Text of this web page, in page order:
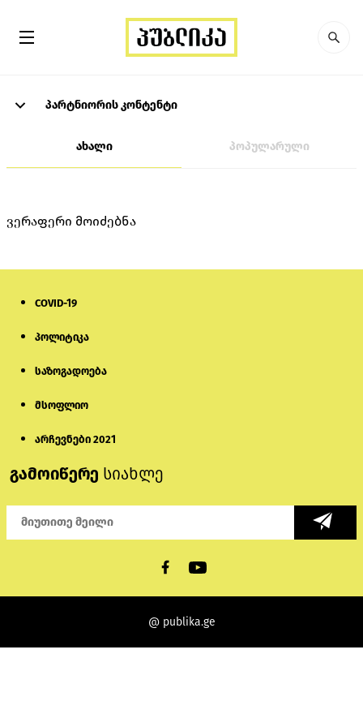
პარტნიორის კონტენტი
ახალი პოპულარული
ვერაფერი მოიძებნა
COVID-19
პოლიტიკა
საზოგადოება
მსოფლიო
არჩევნები 2021
გამოიწერე სიახლე
@ publika.ge